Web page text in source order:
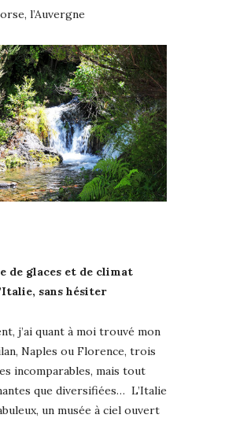
l’Auvergne
de glaces et de climat
sans hésiter
j’ai quant à moi trouvé mon
Naples ou Florence, trois
incomparables, mais tout
que diversifiées… L’Italie
un musée à ciel ouvert